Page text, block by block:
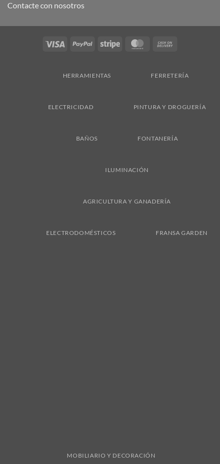
Contacte con nosotros
Visa PayPal Stripe MasterCard
HERRAMIENTAS FERRETERÍA
ELECTRICIDAD PINTURA Y DROGUERÍA
BAÑOS FONTANERÍA
ILUMINACIÓN
AGRICULTURA Y GANADERÍA
ELECTRODOMÉSTICOS FRANSA GARDEN
MOBILIARIO Y DECORACIÓN